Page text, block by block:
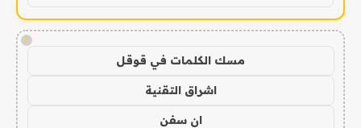
!
مسك الكلمات في قوقل
اشراق التقنية
ان سفن